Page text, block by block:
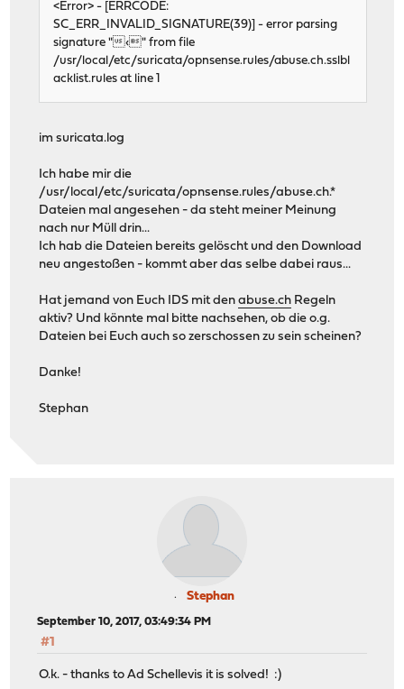
<Error> - [ERRCODE:
SC_ERR_INVALID_SIGNATURE(39)] - error parsing
signature "‹" from file
/usr/local/etc/suricata/opnsense.rules/abuse.ch.sslbl
acklist.rules at line 1
im suricata.log
Ich habe mir die
/usr/local/etc/suricata/opnsense.rules/abuse.ch.*
Dateien mal angesehen - da steht meiner Meinung
nach nur Müll drin...
Ich hab die Dateien bereits gelöscht und den Download
neu angestoßen - kommt aber das selbe dabei raus...
Hat jemand von Euch IDS mit denabuse.ch Regeln
aktiv? Und könnte mal bitte nachsehen, ob die o.g.
Dateien bei Euch auch so zerschossen zu sein scheinen?
Danke!
Stephan
Stephan
September 10, 2017, 03:49:34 PM
#1
O.k. - thanks to Ad Schellevis it is solved! :)